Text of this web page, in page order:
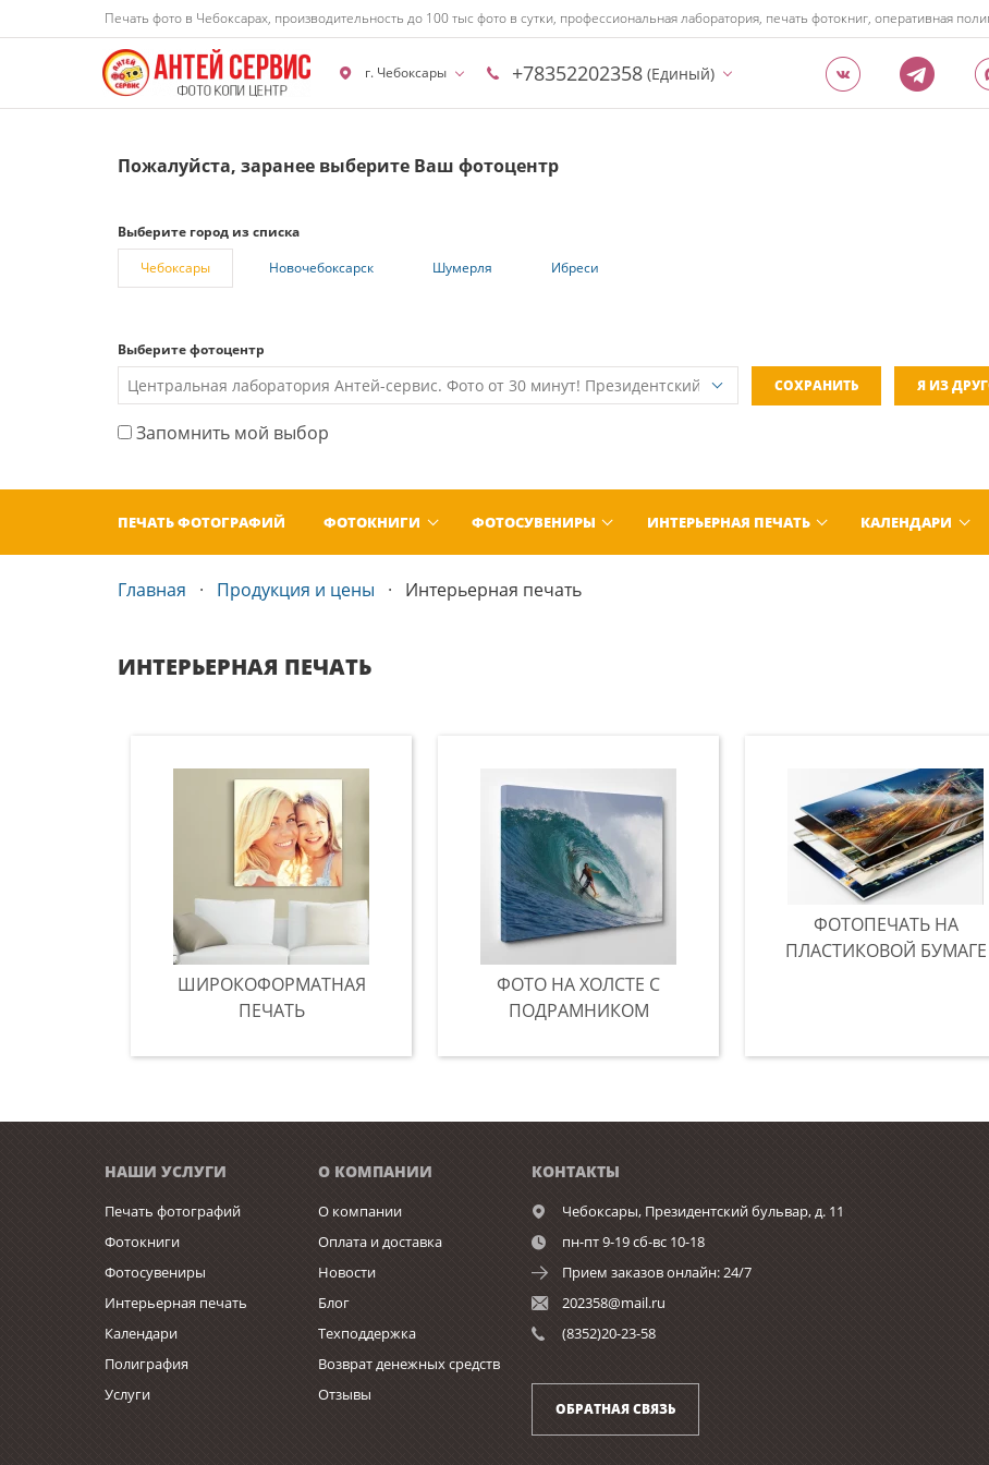
Печать фото в Чебоксарах, производительность до 100 тыс фото в сутки, профессиональная лаборатория, печать фотокниг, оперативная
г. Чебоксары +78352202358 (Единый)
Пожалуйста, заранее выберите Ваш фотоцентр
Выберите город из списка
Чебоксары
Новочебоксарск Шумерля Ибреси
Выберите фотоцентр
СОХРАНИТЬ
Я ИЗ
Запомнить мой выбор
ПЕЧАТЬ ФОТОГРАФИЙ ФОТОКНИГИ ФОТОСУВЕНИРЫ ИНТЕРЬЕРНАЯ ПЕЧАТЬ КАЛЕНДАРИ
Главная Продукция и цены Интерьерная печать
ИНТЕРЬЕРНАЯ ПЕЧАТЬ
ШИРОКОФОРМАТНАЯ
ПЕЧАТЬ
ФОТО НА ХОЛСТЕ С
ПОДРАМНИКОМ
ФОТОПЕЧАТЬ НА
ПЛАСТИКОВОЙ БУМАГЕ
НАШИ УСЛУГИ
Печать фотографий
Фотокниги
Фотосувениры
Интерьерная печать
Календари
Полиграфия
Услуги
О КОМПАНИИ
О компании
Оплата и доставка
Новости
Блог
Техподдержка
Возврат денежных средств
Отзывы
КОНТАКТЫ
Чебоксары, Президентский бульвар, д. 11
пн-пт 9-19 сб-вс 10-18
Прием заказов онлайн: 24/7
202358@mail.ru
(8352)20-23-58
ОБРАТНАЯ СВЯЗЬ